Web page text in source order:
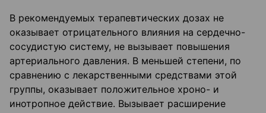
В рекомендуемых терапевтических дозах не
оказывает отрицательного влияния на сердечно-
сосудистую систему, не вызывает повышения
артериального давления. В меньшей степени, по
сравнению с лекарственными средствами этой
группы, оказывает положительное хроно- и
инотропное действие. Вызывает расширение